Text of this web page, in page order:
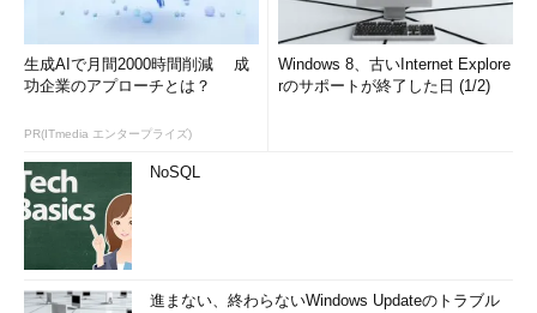
生成AIで月間2000時間削減 成
功企業のアプローチとは？
PR(ITmedia エンタープライズ)
Windows 8、古いInternet Explore
rのサポートが終了した日 (1/2)
NoSQL
進まない、終わらないWindows Updateのトラブル